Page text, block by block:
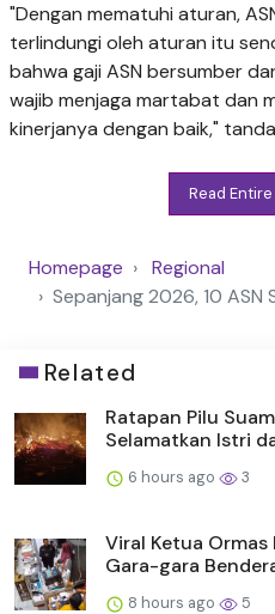
"Dengan mematuhi aturan,
terlindungi oleh aturan itu
bahwa gaji ASN bersumber
wajib menjaga martabat dan
kinerjanya dengan baik,"
Read
Homepage
Regional
Sepanjang 2026, 10 ASN
Related
Ratapan Pilu
Selamatkan Istri
6 hours ago 3
Viral Ketua Ormas
Gara-gara
8 hours ago 5